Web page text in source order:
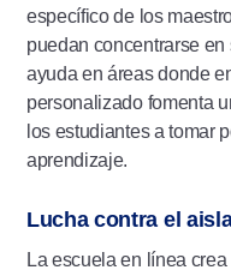
específico de los
puedan concentrarse
ayuda en áreas donde
personalizado fomenta
los estudiantes a tomar
aprendizaje.
Lucha contra el
La escuela en línea